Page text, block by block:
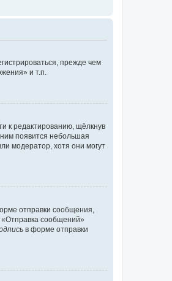
прежде чем
и т.п.
к редактированию, щёлкнув
появится небольшая
модератор, хотя они могут
отправки сообщения,
сообщений»
в форме отправки